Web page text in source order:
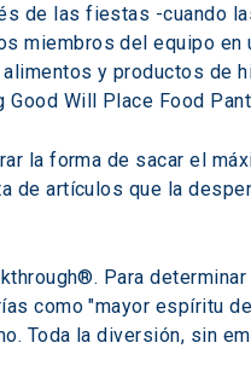
de las fiestas -cuando
miembros del equipo en
y productos de
Good Will Place Food
la forma de sacar el
de artículos que la
Para
como "mayor espíritu
Toda la diversión, sin